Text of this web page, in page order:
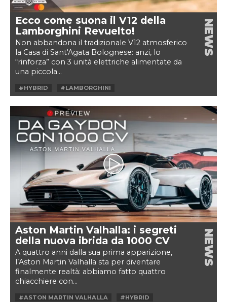
Ecco come suona il V12 della
Lamborghini Revuelto!
Non abbandona il tradizionale V12 atmosferico
la Casa di Sant'Agata Bolognese: anzi, lo
“rinforza” con 3 unità elettriche alimentate da
una piccola...
NEWS
#HYBRID
#LAMBORGHINI
#LAMBORGHINI REVUELTO
#SUPERCAR
Aston Martin Valhalla: i segreti
della nuova ibrida da 1000 CV
A quattro anni dalla sua prima apparizione,
l’Aston Martin Valhalla sta per diventare
finalmente realtà: abbiamo fatto quattro
chiacchiere con...
NEWS
#ASTON MARTIN VALHALLA
#HYBRID